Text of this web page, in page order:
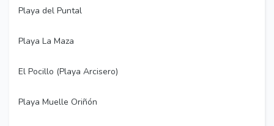
Playa del Puntal
Playa La Maza
El Pocillo (Playa Arcisero)
Playa Muelle Oriñón